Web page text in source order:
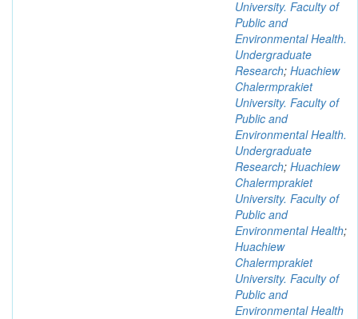
University. Faculty of
Public and
Environmental Health.
Undergraduate
Research; Huachiew
Chalermprakiet
University. Faculty of
Public and
Environmental Health.
Undergraduate
Research; Huachiew
Chalermprakiet
University. Faculty of
Public and
Environmental Health;
Huachiew
Chalermprakiet
University. Faculty of
Public and
Environmental Health